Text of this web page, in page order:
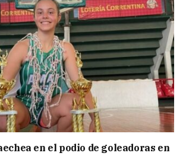
en el podio de goleadoras en